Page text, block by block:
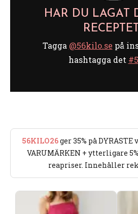
HAR DU LAGAT
Tagga @56kilo.se på
hashtagga det
56KILO26ger 35% på
VARUMÄRKEN + ytterligare
reapriser. Innehåller